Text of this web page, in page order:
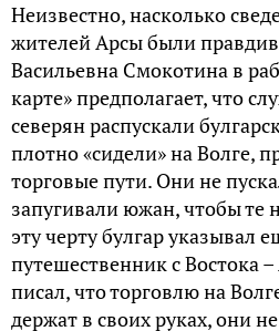
Неизвестно, насколько
жителей Арсы были
Васильевна Смокотина в
карте» предполагает, что
северян распускали
плотно «сидели» на Волге,
торговые пути. Они не
запугивали южан, чтобы те
эту черту булгар указывал
путешественник с Востока
писал, что торговлю на
держат в своих руках, они